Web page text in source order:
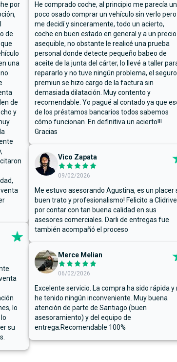
por
de
una
de
y
lo
su
He comprado coche, al principio me parecía un
poco osado comprar un vehículo sin verlo pero
me decidí y sinceramente, todo un acierto,
coche en buen estado en general y a un precio
asequible, no obstante le realicé una prueba
personal donde detecte pequeño babeo de
aceite de la junta del cárter, lo llevé a taller
repararlo y no tuve ningún problema, el seguro
premiun se hizo cargo de la factura sin
demasiada dilatación. Muy contento y
recomendable. Yo pagué al contado ya que
de los préstamos bancarios todos sabemos
cómo funcionan. En definitiva un acierto!!!
Gracias
Vico Zapata
09/02/2026
Me estuvo asesorando Agustina, es un placer
buen trato y profesionalismo! Felicito a Clidrive
por contar con tan buena calidad en sus
asesores comerciales. Darli de entregas fue
también acompañó el proceso
Merce Melian
06/02/2026
Excelente servicio. La compra ha sido rápida y
he tenido ningún inconveniente. Muy buena
atención de parte de Santiago (buen
asesoramiento) y del equipo de
entrega.Recomendable 100%